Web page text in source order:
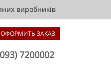
виробників
ОФОРМИТЬ ЗАКАЗ
7200002